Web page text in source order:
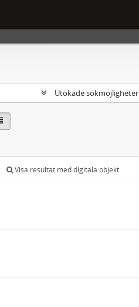
Utökade sökmöjligheter
Visa resultat med digitala objekt